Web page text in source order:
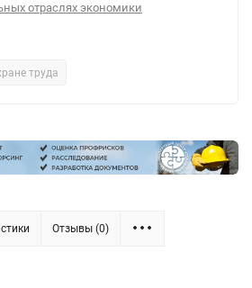
отраслях экономики
труда
Отзывы (0)